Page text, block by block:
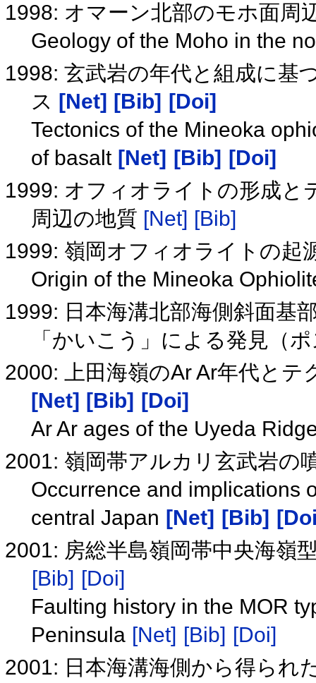
1998: オマーン北部のモホ面周
Geology of the Moho in the
1998: 玄武岩の年代と組成に基
ス [Net] [Bib] [Doi]
Tectonics of the Mineoka
of basalt [Net] [Bib] [Doi]
1999: オフィオライトの形成と
周辺の地質 [Net] [Bib]
1999: 嶺岡オフィオライトの起
Origin of the Mineoka
1999: 日本海溝北部海側斜面基
「かいこう」による発見（
2000: 上田海嶺のAr Ar年代と
[Net] [Bib]
[Doi]
Ar Ar ages of the Uyeda
2001: 嶺岡帯アルカリ玄武岩の
Occurrence and implications
central Japan [Net] [Bib]
2001: 房総半島嶺岡帯中央海嶺
[Bib] [Doi]
Faulting history in the MOR
Peninsula [Net] [Bib] [Doi]
2001: 日本海溝海側から得られ